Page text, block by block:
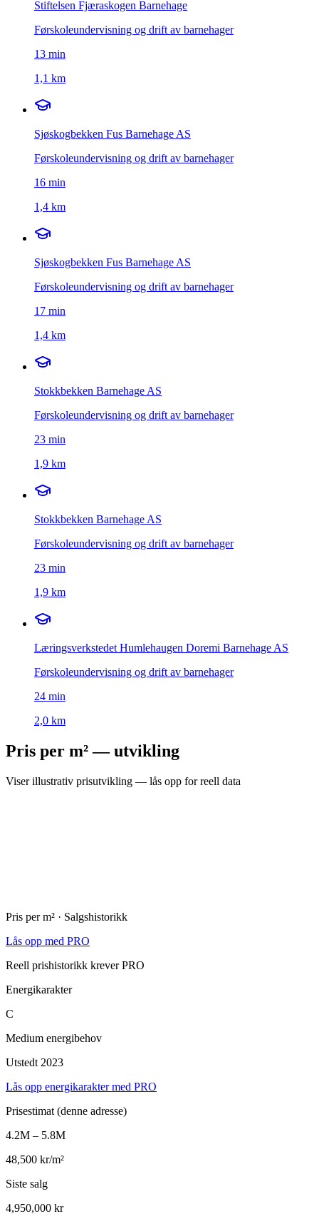
Stiftelsen Fjæraskogen Barnehage
Førskoleundervisning og drift av barnehager
13 min
1,1 km
Sjøskogbekken Fus Barnehage AS
Førskoleundervisning og drift av barnehager
16 min
1,4 km
Sjøskogbekken Fus Barnehage AS
Førskoleundervisning og drift av barnehager
17 min
1,4 km
Stokkbekken Barnehage AS
Førskoleundervisning og drift av barnehager
23 min
1,9 km
Stokkbekken Barnehage AS
Førskoleundervisning og drift av barnehager
23 min
1,9 km
Læringsverkstedet Humlehaugen Doremi Barnehage AS
Førskoleundervisning og drift av barnehager
24 min
2,0 km
Pris per m² — utvikling
Viser illustrativ prisutvikling — lås opp for reell data
Pris per m² · Salgshistorikk
Lås opp med PRO
Reell prishistorikk krever PRO
Energikarakter
C
Medium energibehov
Utstedt 2023
Lås opp energikarakter med PRO
Prisestimat (denne adresse)
4.2M – 5.8M
48,500 kr/m²
Siste salg
4,950,000 kr